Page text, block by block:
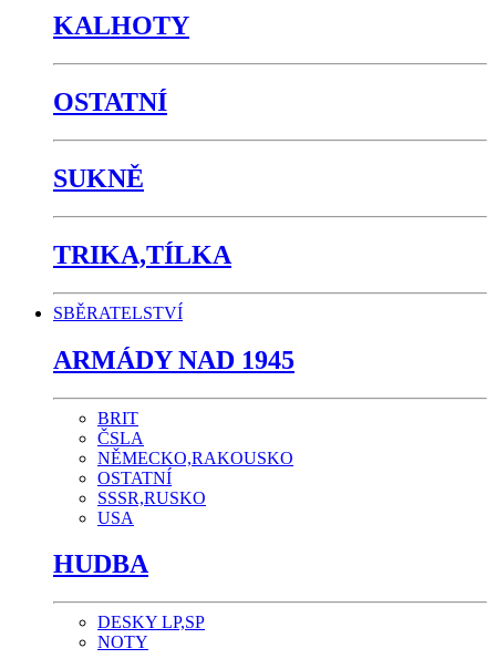
KALHOTY
OSTATNÍ
SUKNĚ
TRIKA,TÍLKA
SBĚRATELSTVÍ
ARMÁDY NAD 1945
BRIT
ČSLA
NĚMECKO,RAKOUSKO
OSTATNÍ
SSSR,RUSKO
USA
HUDBA
DESKY LP,SP
NOTY